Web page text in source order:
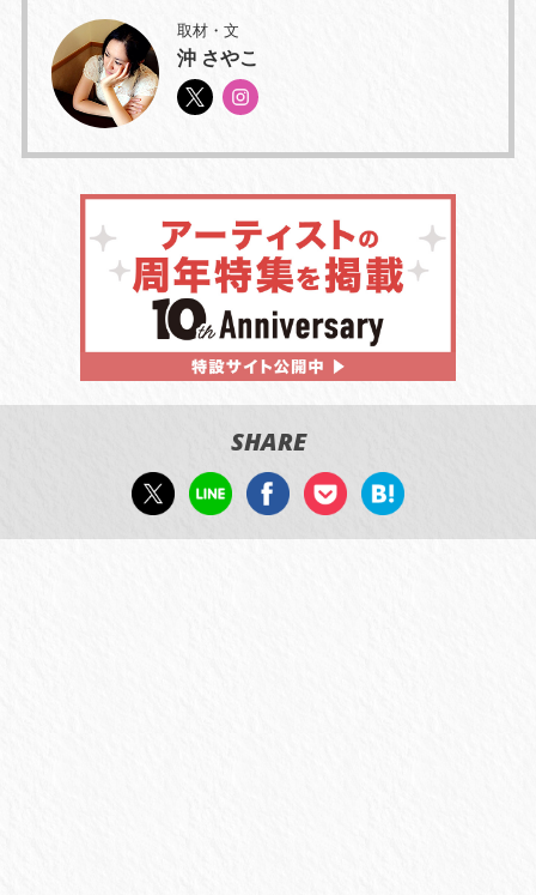
取材・文
沖 さやこ
SHARE